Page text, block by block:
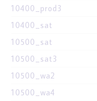
10400_prod3
10400_sat
10500_sat
10500_sat3
10500_wa2
10500_wa4